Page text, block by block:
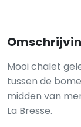
Mooi chalet
tussen de
midden van
La Bresse.